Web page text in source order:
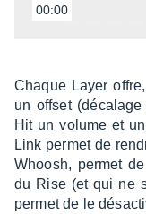
00:00
Chaque Layer
un offset
Hit un volume et
Link permet de
Whoosh, permet
du Rise (et qui ne
permet de le